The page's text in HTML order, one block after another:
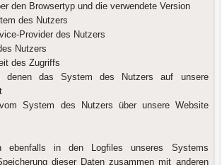
den Browsertyp und die verwendete Version
des Nutzers
Provider des Nutzers
Nutzers
des Zugriffs
denen das System des Nutzers auf unsere
System des Nutzers über unsere Website
ebenfalls in den Logfiles unseres Systems
dieser Daten zusammen mit anderen